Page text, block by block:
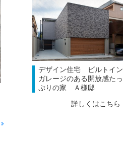
デザイン住宅 ビルトイン
ガレージのある開放感たっ
ぷりの家 Ａ様邸
詳しくはこちら